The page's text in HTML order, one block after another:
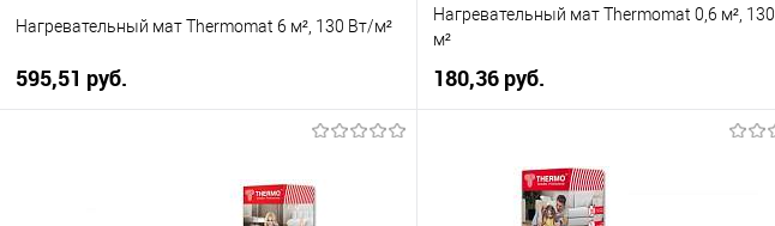
Нагревательный мат Thermomat 6 м², 130 Вт/м²
595,51 pуб.
К сравнению
Нагревательный мат Thermomat 0,6 м²,
м²
180,36 pуб.
Купить в 1 клик